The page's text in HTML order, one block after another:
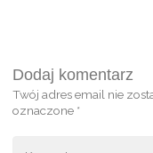
Dodaj komentarz
Twój adres email nie
oznaczone *